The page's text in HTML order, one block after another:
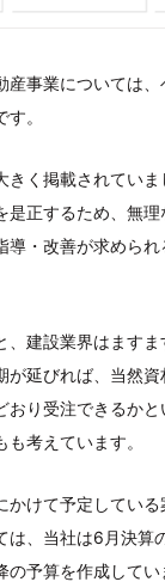
産事業については
。
きく掲載されていま
是正するため、無
導・改善が求められ
、建設業界はますま
が延びれば、当然
おり受注できるかと
考えています。
かけて予定してい
は、当社は6月決算
の予算を作成して